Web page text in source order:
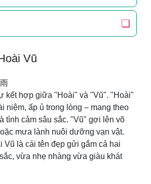
❏
Vũ
kết hợp giữa "Hoài" và "Vũ". "Hoài"
niệm, ấp ủ trong lòng – mang theo
tình cảm sâu sắc. "Vũ" gợi lên võ
mưa lành nuôi dưỡng vạn vật.
Vũ là cái tên đẹp gửi gắm cả hai
vừa nhẹ nhàng vừa giàu khát